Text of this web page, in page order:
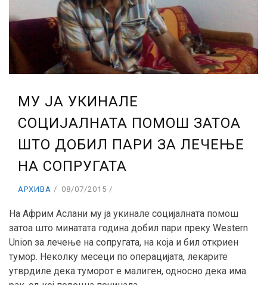
МУ ЈА УКИНАЛЕ
СОЦИЈАЛНАТА ПОМОШ ЗАТОА
ШТО ДОБИЛ ПАРИ ЗА ЛЕЧЕЊЕ
НА СОПРУГАТА
АРХИВА 08/07/2015
На Африм Аслани му ја укинале социјалната помош
затоа што минатата година добил пари преку Western
Union за лечење на сопругата, на која и бил откриен
тумор. Неколку месеци по операцијата, лекарите
утврдиле дека туморот е малиген, односно дека има